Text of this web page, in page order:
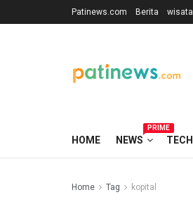
Patinews.com Berita wisata
HOME NEWS
PRIME
TECH
Home Tag kopital